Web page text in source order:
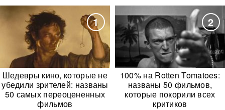
1
Шедевры кино, которые не
убедили зрителей: названы
50 самых переоцененных
фильмов
2
100% на Rotten Tomatoes:
названы 50 фильмов,
которые покорили всех
критиков